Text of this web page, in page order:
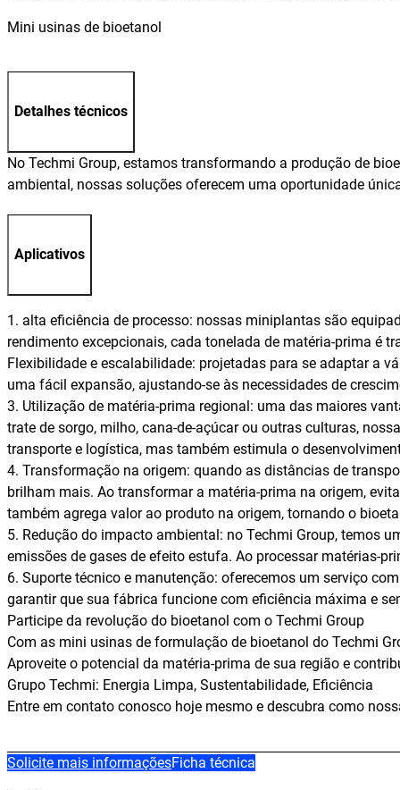
Mini usinas de bioetanol
Detalhes técnicos
No Techmi Group, estamos transformando a produção de
ambiental, nossas soluções oferecem uma oportunidade
Aplicativos
1. alta eficiência de processo: nossas miniplantas são
rendimento excepcionais, cada tonelada de matéria-prima é
Flexibilidade e escalabilidade: projetadas para se adaptar a
uma fácil expansão, ajustando-se às necessidades de
3. Utilização de matéria-prima regional: uma das maiores
trate de sorgo, milho, cana-de-açúcar ou outras culturas,
transporte e logística, mas também estimula o
4. Transformação na origem: quando as distâncias de
brilham mais. Ao transformar a matéria-prima na origem,
também agrega valor ao produto na origem, tornando o
5. Redução do impacto ambiental: no Techmi Group, temos
emissões de gases de efeito estufa. Ao processar matérias-
6. Suporte técnico e manutenção: oferecemos um serviço
garantir que sua fábrica funcione com eficiência máxima e
Participe da revolução do bioetanol com o Techmi Group
Com as mini usinas de formulação de bioetanol do Techmi
Aproveite o potencial da matéria-prima de sua região e
Grupo Techmi: Energia Limpa, Sustentabilidade, Eficiência
Entre em contato conosco hoje mesmo e descubra como
Solicite mais informaçõesFicha técnica